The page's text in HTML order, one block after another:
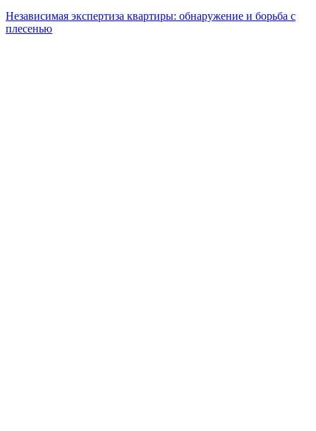
Независимая экспертиза квартиры: обнаружение и борьба с
плесенью